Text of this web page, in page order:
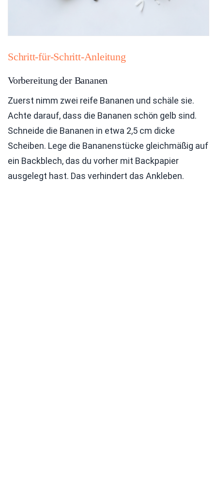
Schritt-für-Schritt-Anleitung
Vorbereitung der Bananen
Zuerst nimm zwei reife Bananen und schäle sie.
Achte darauf, dass die Bananen schön gelb sind.
Schneide die Bananen in etwa 2,5 cm dicke
Scheiben. Lege die Bananenstücke gleichmäßig auf
ein Backblech, das du vorher mit Backpapier
ausgelegt hast. Das verhindert das Ankleben.